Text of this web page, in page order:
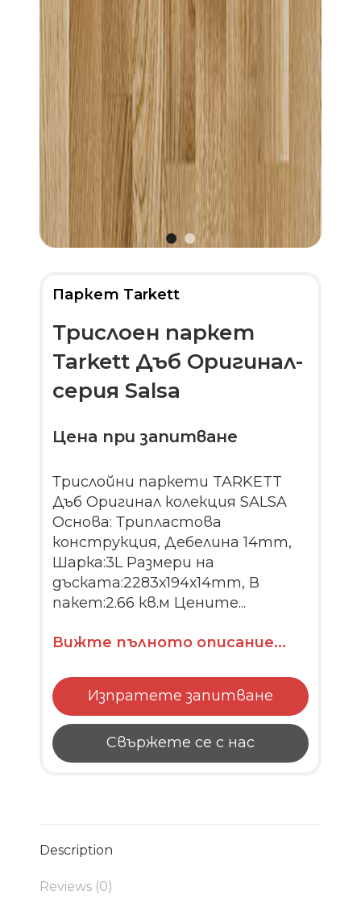
Паркет Tarkett
Трислоен паркет
Tarkett Дъб Оригинал-
серия Salsa
Цена при запитване
Трислойни паркети TARKETT
Дъб Оригинал колекция SALSA
Основа: Трипластова
конструкция, Дебелина 14mm,
Шарка:3L Размери на
дъската:2283х194х14mm, В
пакет:2.66 кв.м Цените...
Вижте пълното описание...
Изпратете запитване
Свържете се с нас
Description
Reviews (0)